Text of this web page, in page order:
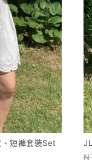
短褲套裝Set